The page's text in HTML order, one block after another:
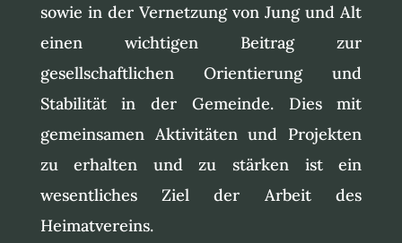
sowie in der Vernetzung von Jung und Alt
einen wichtigen Beitrag zur
gesellschaftlichen Orientierung und
Stabilität in der Gemeinde. Dies mit
gemeinsamen Aktivitäten und Projekten
zu erhalten und zu stärken ist ein
wesentliches Ziel der Arbeit des
Heimatvereins.